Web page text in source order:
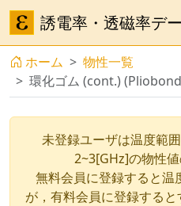
誘電率・透磁率デ
ホーム
物性一覧
環化ゴム (cont.)
未登録ユーザは温度範
2~3[GHz]の物性
無料会員に登録すると
が，有料会員に登録する